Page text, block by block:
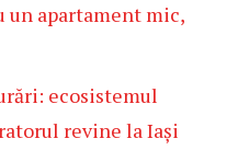
un apartament mic,
ecosistemul
revine la Iași